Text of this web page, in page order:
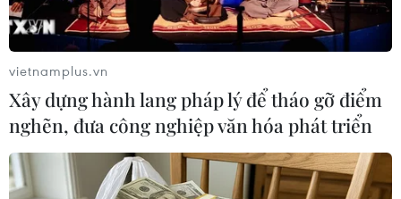
(TTXVN/Vietnam+)
vietnamplus.vn
Xây dựng hành lang pháp lý để tháo gỡ điểm
nghẽn, đưa công nghiệp văn hóa phát triển